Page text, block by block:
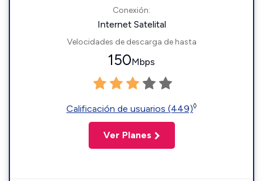
Conexión:
Internet Satelital
Velocidades de descarga de hasta
150Mbps
Calificación de usuarios (449)◊
Ver Planes